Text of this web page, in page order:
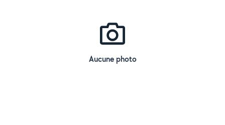
Aucune photo